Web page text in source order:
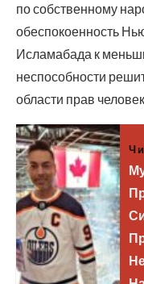
по собственному
обеспокоенность
Исламабада к
неспособности
области прав